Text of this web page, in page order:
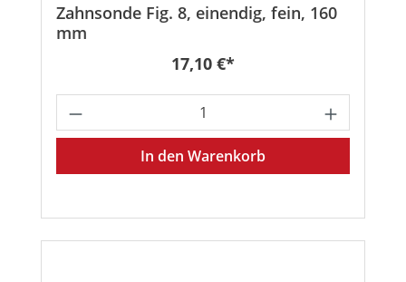
Zahnsonde Fig. 8, einendig, fein, 160
mm
Regulärer Preis:
17,10 €*
Produkt Anzahl: Gib den
In den Warenkorb